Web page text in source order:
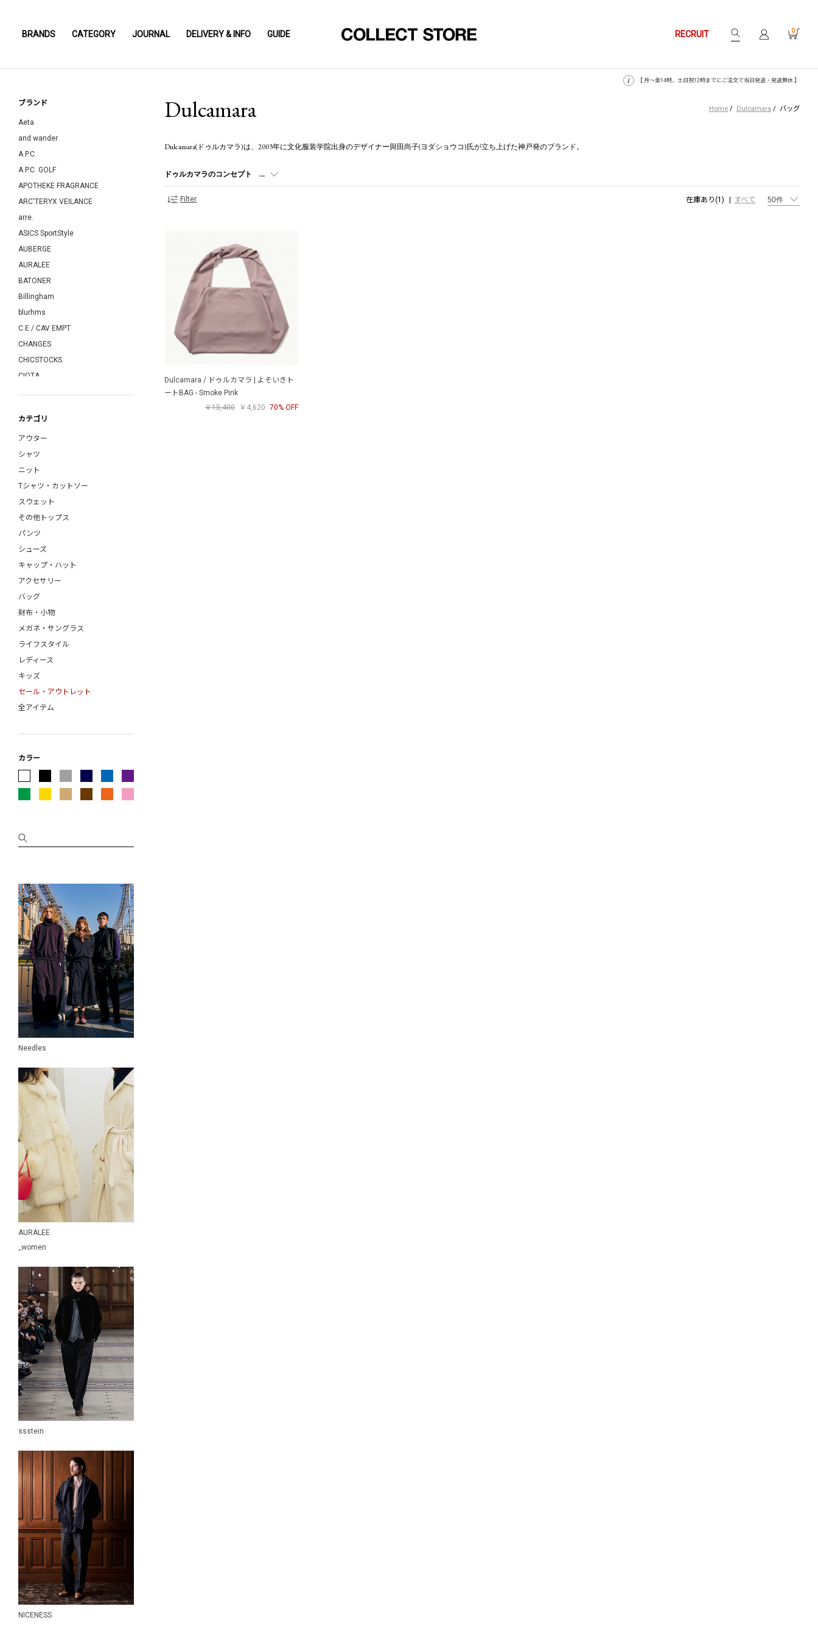
BRANDS CATEGORY JOURNAL DELIVERY & INFO GUIDE RECRUIT 0
【 月〜金14時、土日祝12時までにご注文で当日発送・発送無休 】
ブランド
Aeta
and wander
A.P.C.
A.P.C. GOLF
APOTHEKE FRAGRANCE
ARC'TERYX VEILANCE
arre.
ASICS SportStyle
AUBERGE
AURALEE
BATONER
Billingham
blurhms
C.E / CAV EMPT
CHANGES
CHICSTOCKS
CIOTA
COTTON PAN
COW BOOKS
crepuscule
CURLY
DAIWA PIER39
davines
DRESS
Dulcamara
ENGINEERED GARMENTS
ESSAY
forme
FRAGRANCE CAFE
FreshService
FUJITO
G.H.BASS
GIM
gourmet jeans
HAND ROOM
HARROGATE
holk
INTERIM
ISSUETHINGS
kearny
MONOLITH
Morphee
MOTO
nanamica
NANGA
NEAT
Needles
N.HOOLYWOOD
NICENESS
ONE KILN
PERS PROJECTS
Porter Classic
....... RESEARCH [MOUNTAIN
RESEARCH]
RhodolirioN
Scye
S.F.C Stripes For Creative
snow peak
South2 West8
ssstein
THE NORTH FACE
tilak
URU TOKYO
WIND AND SEA
XOLO JEWELRY
Y (YLÈVE)
Yohji Yamamoto POUR HOMME
YOKE
YUICHI TOYAMA.
COLLECT STORE-SELECT ITEM
アンティークウォッチ
KIDS ITEM
SALE・OUTLET
カテゴリ
アウター
シャツ
ニット
Tシャツ・カットソー
スウェット
その他トップス
パンツ
シューズ
キャップ・ハット
アクセサリー
バッグ
財布・小物
メガネ・サングラス
ライフスタイル
レディース
キッズ
セール・アウトレット
全アイテム
カラー
Needles
AURALEE
_women
ssstein
NICENESS
Home / Dulcamara / バッグ
Dulcamara
Dulcamara(ドゥルカマラ)は、2003年に文化服装学院出身のデザイナー與田尚子(ヨダショウコ)氏が立ち上げた神戸発のブランド。
ドゥルカマラのコンセプト ...
在庫あり(1) すべて
Filter
Dulcamara / ドゥルカマラ | よそいきト
ートBAG - Smoke Pink
￥15,400
￥4,620 70% OFF